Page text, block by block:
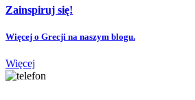
Zainspiruj się!
Więcej o Grecji na naszym blogu.
Więcej